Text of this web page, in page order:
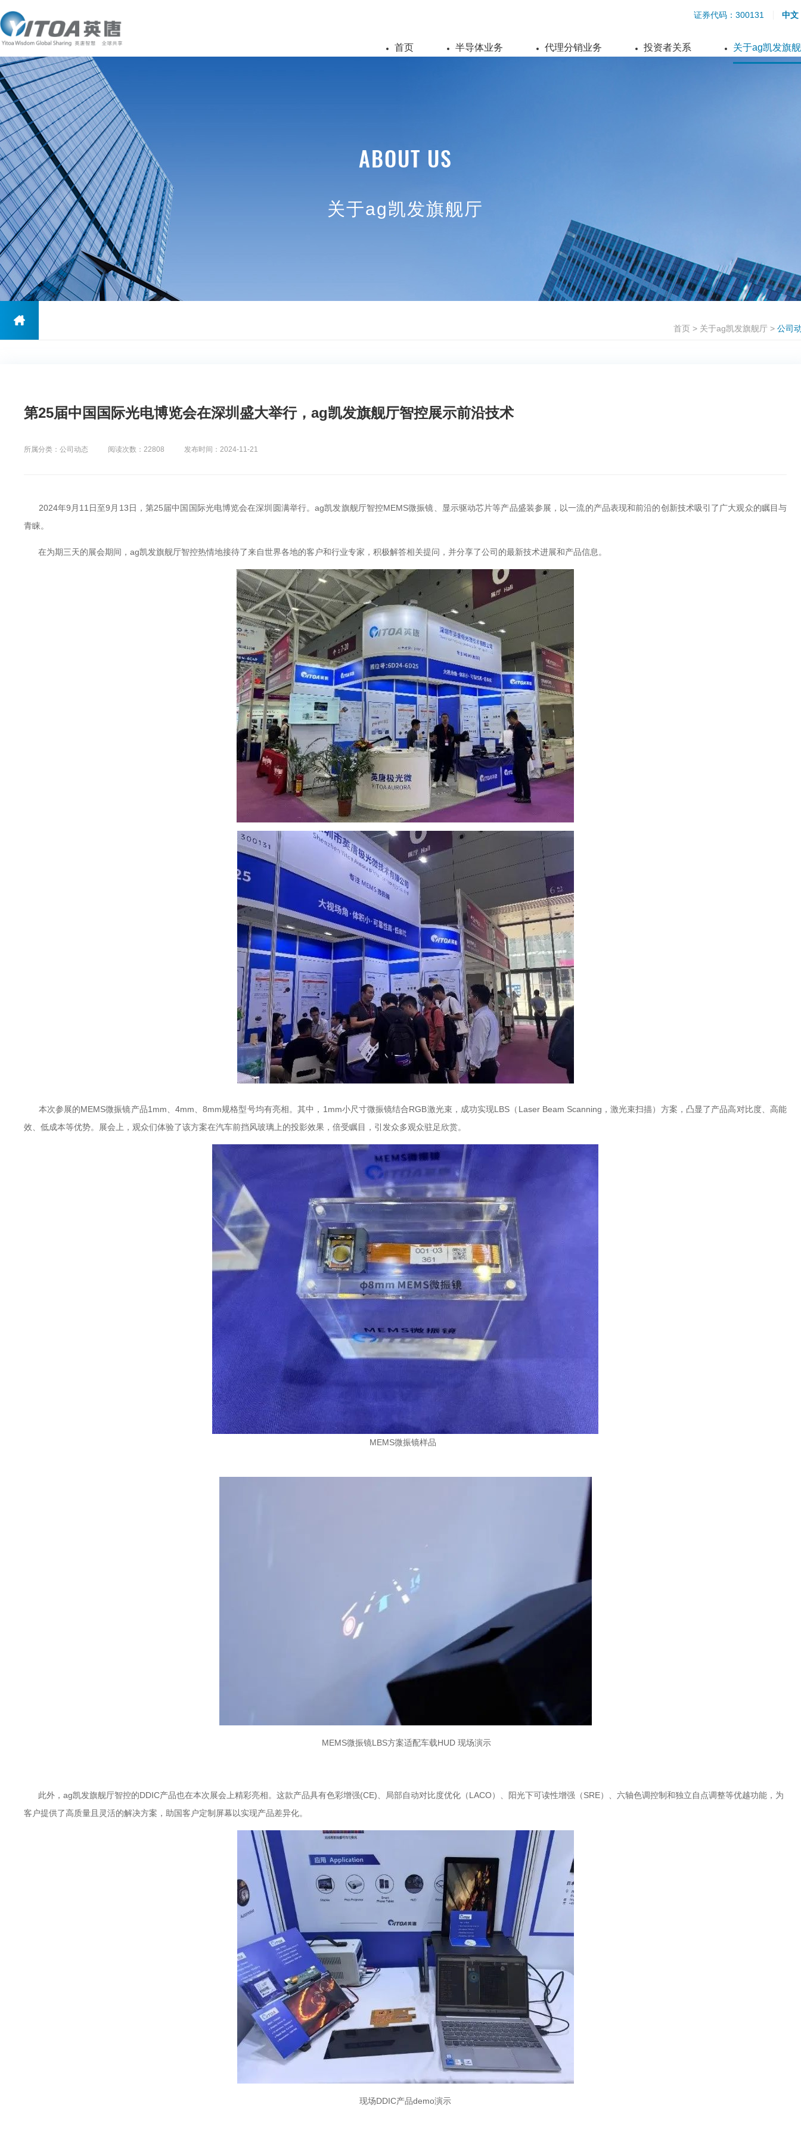
中文
证券代码：300131
首页 半导体业务 代理分销业务 投资者关系 关于ag凯发旗
ABOUT US
关于ag凯发旗舰厅
首页 > 关于ag凯发旗舰厅 > 公司
第25届中国国际光电博览会在深圳盛大举行，ag凯发旗舰厅智控展示前沿技术
所属分类：公司动态 阅读次数：22808 发布时间：2024-11-21
2024年9月11日至9月13日，第25届中国国际光电博览会在深圳圆满举行。ag凯发旗舰厅智控MEMS微振镜 、显示驱动芯片等产品盛装参展，以一流的产品表现和前沿的创新技术吸引了广大观众的瞩目与
青睐。
在为期三天的展会期间， ag凯发旗舰厅智控热情地接待了来自世界各地的客户和行业专家，积极解答相关提问，并分享了公司的最新技术进展和产品信息。
本次参展的MEMS微振镜产品1mm、4mm、8mm规格型号均有亮相。其中，1mm小尺寸微振镜结合RGB激光束，成功实现LBS （Laser Beam Scanning，激光束扫描）方案，凸显了产品高对比度、高能
效、低成本等优势。展会上，观众们体验了该方案在汽车前挡风玻璃上的投影效果，倍受瞩目，引发众多观众驻足欣赏。
MEMS微振镜样品
MEMS微振镜LBS方案适配车载HUD 现场演示
此外，ag凯发旗舰厅智控的DDIC产品也在本次展会上精彩亮相。这款产品具有色彩增强(CE)、局部自动对比度优化（LACO）、阳光下可读性增强（SRE）、六轴色调控制和独立自点调整等优越功能，为
客户提供了高质量且灵活的解决方案，助国客户定制屏幕以实现产品差异化。
现场DDIC产品demo演示